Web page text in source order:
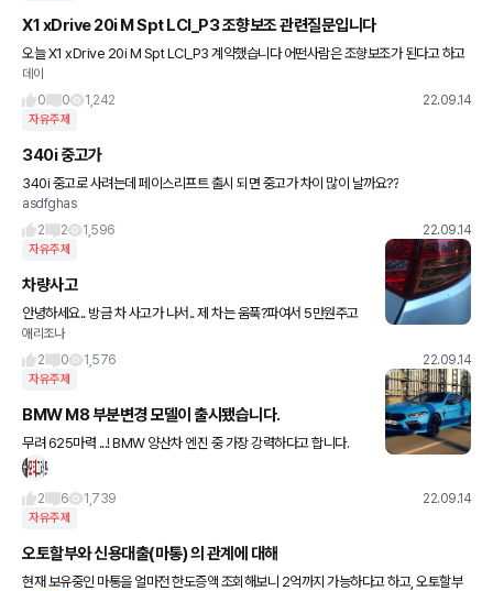
X1 xDrive 20i M Spt LCI_P3 조향보조 관련질문입니다
오늘 X1 xDrive 20i M Spt LCI_P3 계약했습니다 어떤사람은 조향보조가 된다고 하고
또 어떤사람은 조향에 대한 보조가 없다고 하는데 확실히 아시는분 계시면 조언 부탁드립
니다
데이
0
0 1,242 22.09.14
자유주제
340i 중고가
340i 중고로 사려는데 페이스리프트 출시 되면 중고가 차이 많이 날까요??
asdfghas
2
2 1,596 22.09.14
자유주제
차량사고
안녕하세요.. 방금 차 사고가 나서.. 제 차는 움푹?파여서 5만원주고
폈거든요.. 근데 여기 램프 밑부분이 조금 부셔졌는데 이거 안고쳐도
상관없나요? 혹시 빗물 들어가고 그러면 나중에 뭔일생길까
애리조나
2
0 1,576 22.09.14
자유주제
BMW M8 부분변경 모델이 출시됐습니다.
무려 625마력 ...! BMW 양산차 엔진 중 가장 강력하다고 합니다.
2 6 1,739 22.09.14
자유주제
오토할부와 신용대출(마통) 의 관계에 대해
현재 보유중인 마통을 얼마전 한도증액 조회해보니 2억까지 가능하다고 하고, 오토할부